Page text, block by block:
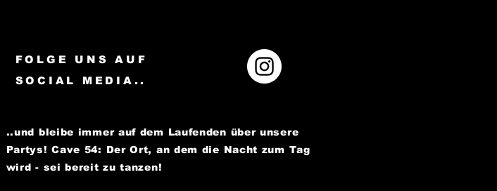
FOLGE UNS AUF
SOCIAL MEDIA..
..und bleibe immer auf dem Laufenden über unsere
Partys!Cave 54: Der Ort, an dem die Nacht zum Tag
wird - sei bereit zu tanzen!